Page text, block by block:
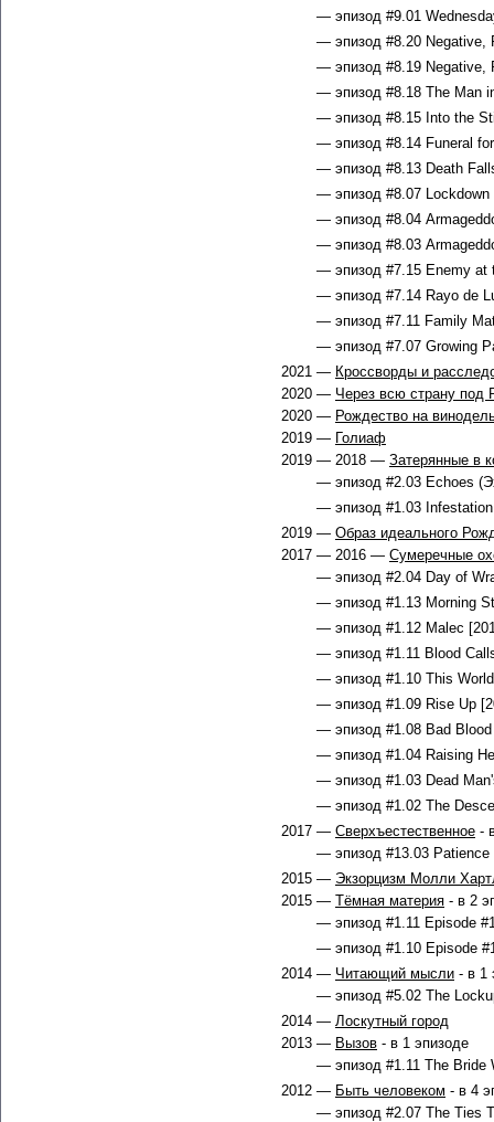
— эпизод #9.01
— эпизод #8.20 Negative,
— эпизод #8.19 Negative,
— эпизод #8.18 The Man
— эпизод #8.15 Into the
— эпизод #8.14 Funeral
— эпизод #8.13 Death
— эпизод #8.07 Lockdown
— эпизод #8.04
— эпизод #8.03
— эпизод #7.15 Enemy at
— эпизод #7.14 Rayo de
— эпизод #7.11 Family
— эпизод #7.07 Growing
2021 — Кроссворды и
2020 — Через всю страну под
2020 — Рождество на
2019 — Голиаф
2019 — 2018 — Затерянные в
— эпизод #2.03 Echoes
— эпизод #1.03
2019 — Образ идеального
2017 — 2016 — Сумеречные
— эпизод #2.04 Day of
— эпизод #1.13 Morning
— эпизод #1.12 Malec
— эпизод #1.11 Blood
— эпизод #1.10 This
— эпизод #1.09 Rise Up
— эпизод #1.08 Bad
— эпизод #1.04 Raising
— эпизод #1.03 Dead
— эпизод #1.02 The
2017 — Сверхъестественное -
— эпизод #13.03 Patience
2015 — Экзорцизм Молли
2015 — Тёмная материя - в 2
— эпизод #1.11 Episode
— эпизод #1.10 Episode
2014 — Читающий мысли - в 1
— эпизод #5.02 The
2014 — Лоскутный город
2013 — Вызов - в 1 эпизоде
— эпизод #1.11 The Bride
2012 — Быть человеком - в 4
— эпизод #2.07 The Ties